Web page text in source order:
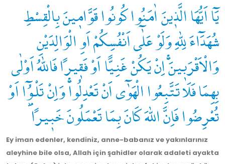
يَٓا اَيُّهَا الَّذٖينَ اٰمَنُوا كُونُوا قَوَّامٖينَ بِالْقِسْطِ
شُهَدَٓاءَ لِلّٰهِ وَلَوْ عَلٰٓى اَنْفُسِكُمْ اَوِ الْوَالِدَيْنِ
وَالْاَقْرَبٖينَۚ اِنْ يَكُنْ غَنِياًّ اَوْ فَقٖيراً فَاللّٰهُ اَوْلٰى
بِهِمَا فَلَا تَتَّبِعُوا الْهَوٰٓى اَنْ تَعْدِلُواۚ وَاِنْ تَلْـوُٓ۫ا اَوْ
تُعْرِضُوا فَاِنَّ اللّٰهَ كَانَ بِمَا تَعْمَلُونَ خَبٖيراً
Ey iman edenler, kendiniz, anne-babanız ve yakınlarınız
aleyhine bile olsa, Allah için şahidler olarak adaleti ayakta